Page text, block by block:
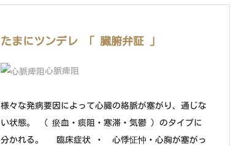
たまにツンデレ 「 臓腑弁証 」
心脈痺阻
様々な発病要因によって心臓の絡脈が塞がり、通じな
い状態。 （ 瘀血・痰阻・寒滞・気鬱 ）のタイプに
分かれる。 臨床症状 ・ 心悸怔忡・心胸が塞がっ